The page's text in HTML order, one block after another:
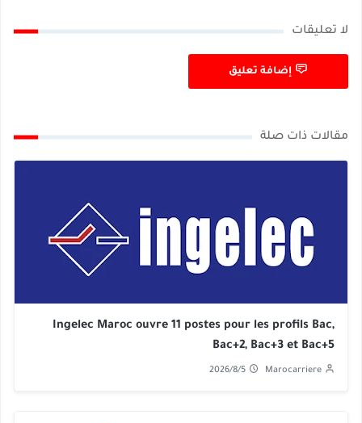
لا تعليقات
إضافة تعليق
مقالات ذات صلة
Ingelec Maroc ouvre 11 postes pour les profils Bac,
Bac+2, Bac+3 et Bac+5
Marocarriere
2026/8/5